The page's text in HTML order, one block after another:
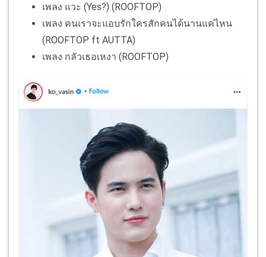
เพลง​ แวะ (Yes?) (ROOFTOP) ​
เพลง​ คนเราจะแอบรักใครสักคนได้นานแค่ไหน
(ROOFTOP ft AUTTA) ​
เพลง​ กลัวเธอเหงา (ROOFTOP) ​